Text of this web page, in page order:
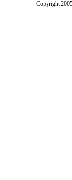
Copyright